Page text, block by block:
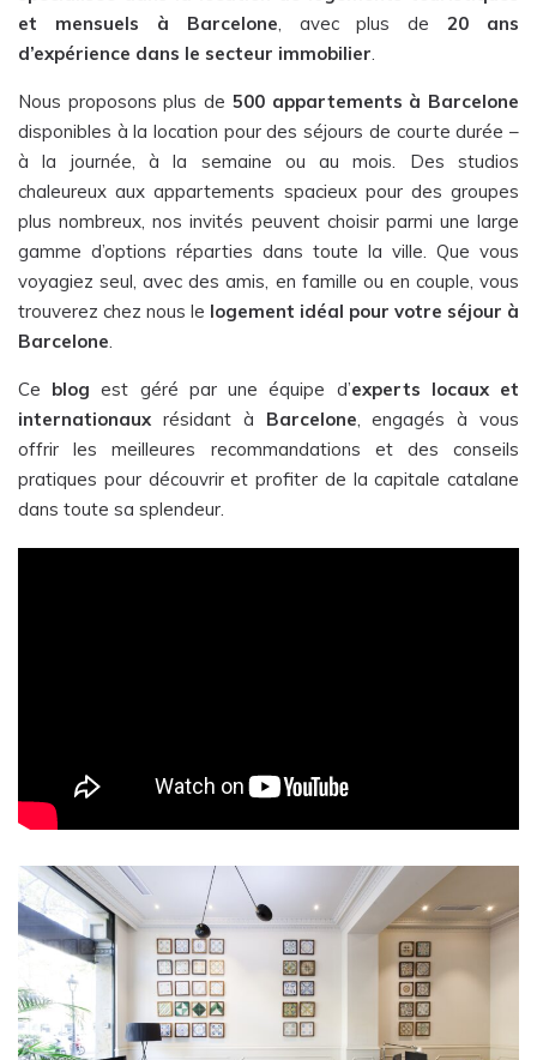
et mensuels à Barcelone, avec plus de20 ans
d’expérience dans le secteur immobilier.
Nous proposons plus de 500 appartements à Barcelone
disponibles à la location pour des séjours de courte durée –
à la journée, à la semaine ou au mois. Des studios
chaleureux aux appartements spacieux pour des groupes
plus nombreux, nos invités peuvent choisir parmi une large
gamme d’options réparties dans toute la ville. Que vous
voyagiez seul, avec des amis, en famille ou en couple, vous
trouverez chez nous le logement idéal pour votre séjour à
Barcelone.
Ce blog est géré par une équipe d’experts locaux et
internationaux résidant à Barcelone, engagés à vous
offrir les meilleures recommandations et des conseils
pratiques pour découvrir et profiter de la capitale catalane
dans toute sa splendeur.